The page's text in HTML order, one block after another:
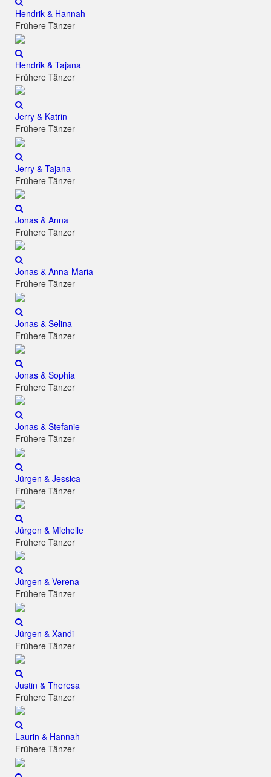
Hendrik & Hannah
Frühere Tänzer
Hendrik & Tajana
Frühere Tänzer
Jerry & Katrin
Frühere Tänzer
Jerry & Tajana
Frühere Tänzer
Jonas & Anna
Frühere Tänzer
Jonas & Anna-Maria
Frühere Tänzer
Jonas & Selina
Frühere Tänzer
Jonas & Sophia
Frühere Tänzer
Jonas & Stefanie
Frühere Tänzer
Jürgen & Jessica
Frühere Tänzer
Jürgen & Michelle
Frühere Tänzer
Jürgen & Verena
Frühere Tänzer
Jürgen & Xandi
Frühere Tänzer
Justin & Theresa
Frühere Tänzer
Laurin & Hannah
Frühere Tänzer